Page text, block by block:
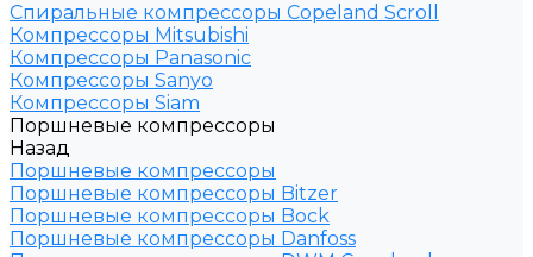
Спиральные компрессоры Copeland Scroll
Компрессоры Mitsubishi
Компрессоры Panasonic
Компрессоры Sanyo
Компрессоры Siam
Поршневые компрессоры
Назад
Поршневые компрессоры
Поршневые компрессоры Bitzer
Поршневые компрессоры Bock
Поршневые компрессоры Danfoss